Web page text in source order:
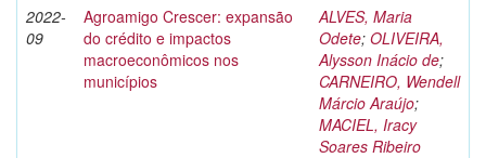
2022-
09
Agroamigo Crescer: expansão
do crédito e impactos
macroeconômicos nos
municípios
ALVES, Maria
Odete; OLIVEIRA,
Alysson Inácio de;
CARNEIRO, Wendell
Márcio Araújo;
MACIEL, Iracy
Soares Ribeiro